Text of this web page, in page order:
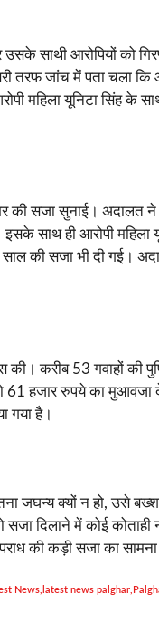
साथी आरोपियों को
तरफ जांच में पता चला कि
महिला यूनिटा सिंह के
की सजा सुनाई। अदालत ने
साथ ही आरोपी महिला
की सजा भी दी गई।
करीब 53 गवाहों की
61 हजार रुपये का
गया है।
जघन्य क्यों न हो, उसे
दिलाने में कोई कोताही
की कड़ी सजा का
News latest news palghar